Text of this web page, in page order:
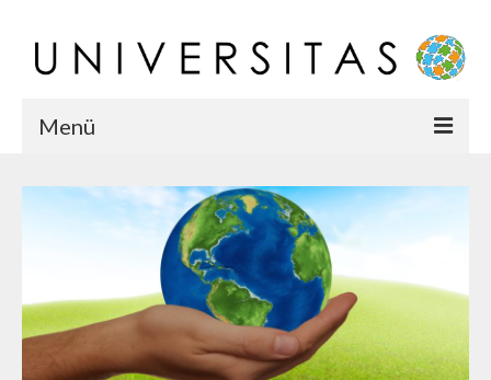
Menü
Startseite
Team